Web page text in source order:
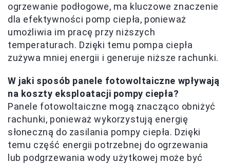
ogrzewanie podłogowe, ma kluczowe znaczenie
dla efektywności pomp ciepła, ponieważ
umożliwia im pracę przy niższych
temperaturach. Dzięki temu pompa ciepła
zużywa mniej energii i generuje niższe rachunki.
W jaki sposób panele fotowoltaiczne wpływają
na koszty eksploatacji pompy ciepła?
Panele fotowoltaiczne mogą znacząco obniżyć
rachunki, ponieważ wykorzystują energię
słoneczną do zasilania pompy ciepła. Dzięki
temu część energii potrzebnej do ogrzewania
lub podgrzewania wody użytkowej może być